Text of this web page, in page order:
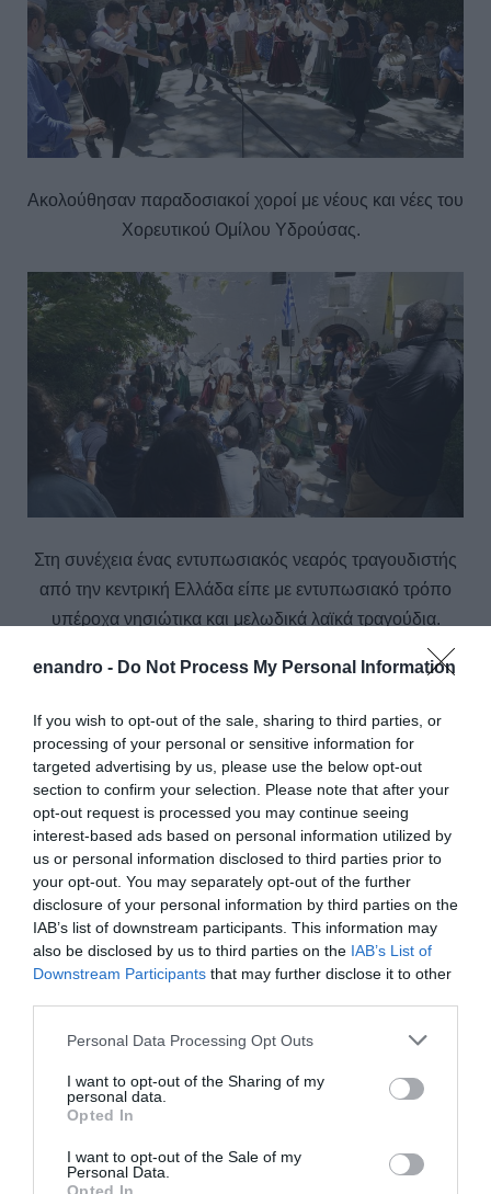
enandro - Do Not Process My Personal Information
If you wish to opt-out of the sale, sharing to third parties, or
processing of your personal or sensitive information for
targeted advertising by us, please use the below opt-out
section to confirm your selection. Please note that after your
opt-out request is processed you may continue seeing
interest-based ads based on personal information utilized by
us or personal information disclosed to third parties prior to
your opt-out. You may separately opt-out of the further
disclosure of your personal information by third parties on the
IAB’s list of downstream participants. This information may
also be disclosed by us to third parties on the IAB’s List of
Downstream Participants that may further disclose it to other
Please note that this website/app uses one or more Google
not limited to your visit or usage behaviour. You may click to
grant or deny consent to Google and its third-party tags to
use your data for below specified purposes in below Google
consent section.
Personal Data Processing Opt Outs
I want to opt-out of the Sharing of my
personal data.
Opted In
I want to opt-out of the Sale of my
Personal Data.
Ακολούθησαν παραδοσιακοί χοροί με νέους και νέες του
Χορευτικού Ομίλου Υδρούσας.
Στη συνέχεια ένας εντυπωσιακός νεαρός τραγουδιστής
από την κεντρική Ελλάδα είπε με εντυπωσιακό τρόπο
υπέροχα νησιώτικα και μελωδικά λαϊκά τραγούδια.
Από την μεριά μας ευχόμαστε προσωπικά, αλλά και ως
ιστοσελίδα “Εν Άνδρω”, χρόνια πολλά στον Ευδόκιμο,
που χάραξε με την παρουσία του τη ζωή μας, όπως και
την ζωή όλων όσων τον γνωρίζουν.
ΔΙΑΜΑΝΤΗΣ ΜΠΑΣΑΝΤΗΣ